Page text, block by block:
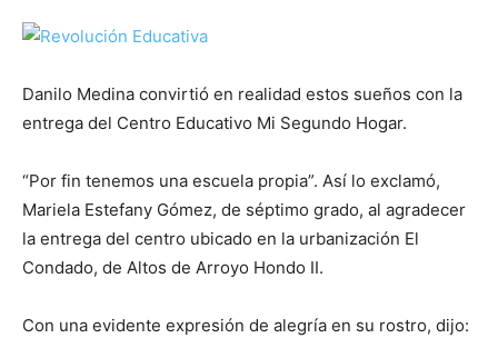
Danilo Medina convirtió en realidad estos sueños con la
entrega del Centro Educativo Mi Segundo Hogar.
“Por fin tenemos una escuela propia”. Así lo exclamó,
Mariela Estefany Gómez, de séptimo grado, al agradecer
la entrega del centro ubicado en la urbanización El
Condado, de Altos de Arroyo Hondo II.
Con una evidente expresión de alegría en su rostro, dijo: